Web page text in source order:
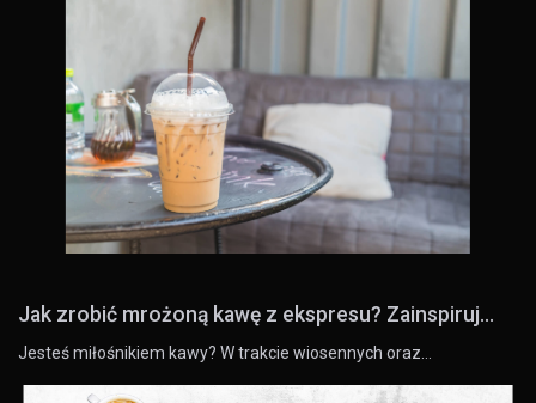
Jak zrobić mrożoną kawę z ekspresu? Zainspiruj...
Jesteś miłośnikiem kawy? W trakcie wiosennych oraz…